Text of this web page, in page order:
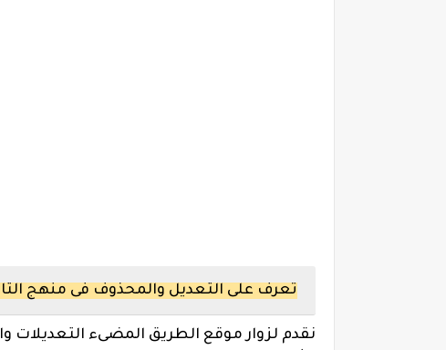
تعرف على التعديل والمحذوف فى منهج
نقدم لزوار موقع الطريق المضىء التعديلات